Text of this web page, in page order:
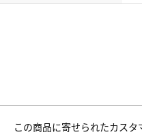
この商品に寄せられたカスタ